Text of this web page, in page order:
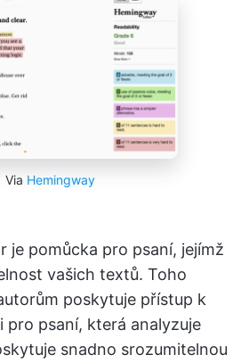
Via Hemingway
je pomůcka pro psaní, jejímž
vašich textů. Toho
poskytuje přístup k
pro psaní, která analyzuje
snadno srozumitelnou